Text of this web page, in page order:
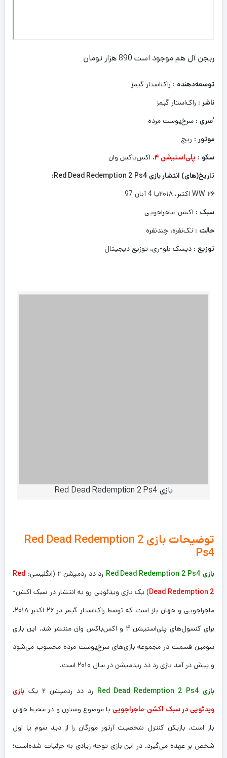
ریجن آل هم موجود است 890 هزار تومان
توسعه‌دهنده : راک‌استار گیمز
ناشر : راک‌استار گیمز
‘سری : سرخ‌پوست مرده
موتور : ریج
سکو : پلی‌استیشن ۴
، اکس‌باکس وان
تاریخ(های) انتشار بازی Red Dead Redemption 2 Ps4:
WW ۲۶ اکتبر، ۲۰۱۸یا 4 آبان 97
سبک : اکشن-ماجراجویی
حالت : تک‌نفره، چندنفره
توزیع : دیسک بلو-ری، توزیع دیجیتال
بازی Red Dead Redemption 2 Ps4
توضیحات بازی Red Dead Redemption 2
Ps4
بازی Red Dead Redemption 2 Ps4 رد دد ردمپشن ۲ (انگلیسی:
Red
Dead Redemption 2) یک بازی ویدئویی رو به انتشار در سبک اکشن-
ماجراجویی و جهان باز است که توسط راک‌استار گیمز در ۲۶ اکتبر ۲۰۱۸،
برای کنسول‌های پلی‌استیشن ۴ و اکس‌باکس وان منتشر شد. این بازی
سومین قسمت در مجموعه بازی‌های سرخ‌پوست مرده محسوب می‌شود
و پیش در آمد بازی رد دد ریدمپشن در سال ۲۰۱۰ است.
بازی Red Dead Redemption 2 Ps4 رد دد ردمپشن ۲ یک
بازی
ویدئویی در سبک اکشن-ماجراجوییبا موضوع وسترن و در محیط جهان
باز است. بازیکن کنترل شخصیت آرتور مورگان را از دید سوم یا اول
شخص بر عهده می‌گیرد. در این بازی توجه زیادی به جزئیات شده‌است؛